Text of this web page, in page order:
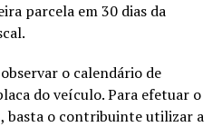
parcela em 30 dias da
o calendário de
do veículo. Para efetuar o
basta o contribuinte utilizar a